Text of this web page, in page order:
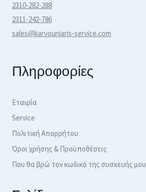
2310-282-288
2311-242-786
sales@karvouniaris-service.com
Πληροφορίες
Εταιρία
Service
Πολιτική Απορρήτου
Όροι χρήσης & Προϋποθέσεις
Που θα βρώ τον κωδικό της συσκευής μου